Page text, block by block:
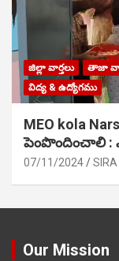
జిల్లా వార్తలు తాజా
విద్య & ఉద్యోగము
MEO kola
పెంపొందించాలి :
07/11/2024 SIRA
Our Mission